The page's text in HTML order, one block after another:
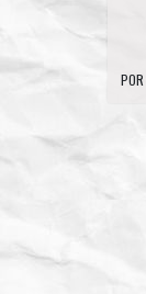
POR